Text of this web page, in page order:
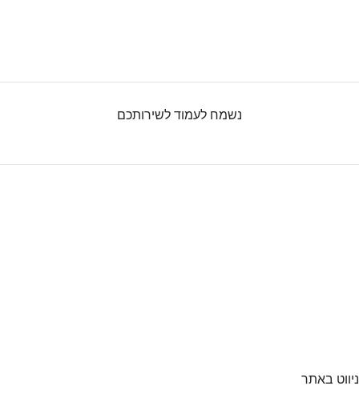
נשמח לעמוד לשירותכם
ניווט באתר